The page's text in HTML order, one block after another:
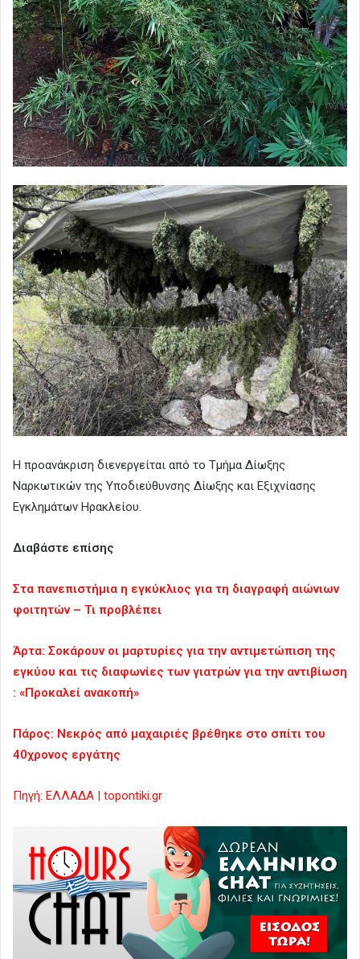
Η προανάκριση διενεργείται από το Τμήμα Δίωξης
Ναρκωτικών της Υποδιεύθυνσης Δίωξης και Εξιχνίασης
Εγκλημάτων Ηρακλείου.
Διαβάστε επίσης
Στα πανεπιστήμια η εγκύκλιος για τη διαγραφή αιώνιων
φοιτητών – Τι προβλέπει
Άρτα: Σοκάρουν οι μαρτυρίες για την αντιμετώπιση της
εγκύου και τις διαφωνίες των γιατρών για την αντιβίωση
: «Προκαλεί ανακοπή»
Πάρος: Νεκρός από μαχαιριές βρέθηκε στο σπίτι του
40χρονος εργάτης
Πηγή: ΕΛΛΑΔΑ | topontiki.gr